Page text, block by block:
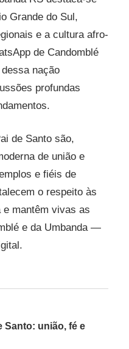
Grande do Sul,
e a cultura afro-
de Candomblé
nação
profundas
de Santo são,
de união e
e fiéis de
o respeito às
mantêm vivas as
e da Umbanda —
Santo: união, fé e